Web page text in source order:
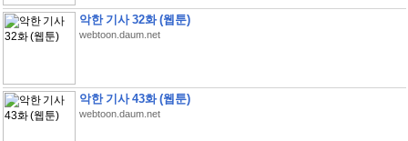
악한 기사 32화 (웹툰)
webtoon.daum.net
악한 기사 43화 (웹툰)
webtoon.daum.net